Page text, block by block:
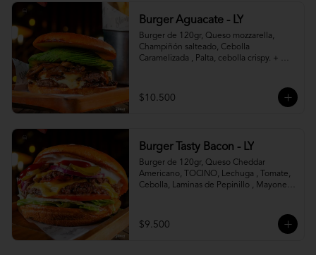
Burger Aguacate - LY
Burger de 120gr, Queso mozzarella,
Champiñón salteado, Cebolla
Caramelizada , Palta, cebolla crispy. +
$10.500
Burger Tasty Bacon - LY
Burger de 120gr, Queso Cheddar
Americano, TOCINO, Lechuga , Tomate,
Cebolla, Laminas de Pepinillo , Mayonesa
$9.500